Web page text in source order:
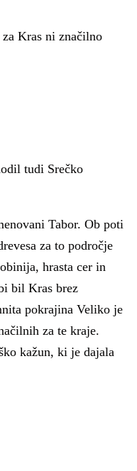
Kras ni značilno
tudi Srečko
Tabor. Ob poti
za to področje
hrasta cer in
bil Kras brez
pokrajina Veliko je
za te kraje.
kažun, ki je dajala